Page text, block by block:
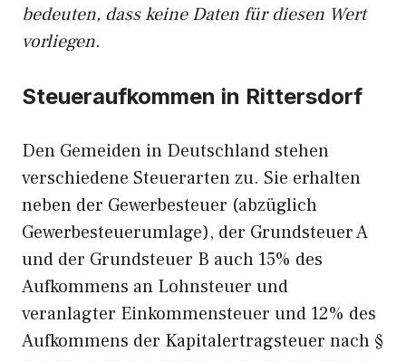
bedeuten, dass keine Daten für diesen Wert
vorliegen.
Steueraufkommen in Rittersdorf
Den Gemeiden in Deutschland stehen
verschiedene Steuerarten zu. Sie erhalten
neben der Gewerbesteuer (abzüglich
Gewerbesteuerumlage), der Grundsteuer A
und der Grundsteuer B auch 15% des
Aufkommens an Lohnsteuer und
veranlagter Einkommensteuer und 12% des
Aufkommens der Kapitalertragsteuer nach §